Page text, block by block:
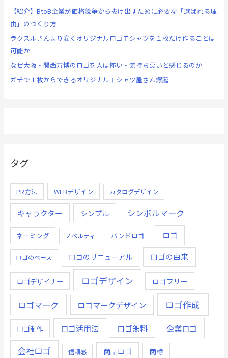
【紹介】BtoB企業が価格競争から抜け出すために必要な「選ばれる理
由」のつくり方
ラクスルさんより安くオリジナルロゴＴシャツを１枚だけ作ることは
可能か
なぜ大阪・関西万博のロゴを人は怖い・気持ち悪いと感じるのか
ガチで１枚からできるオリジナルＴシャツ屋さん爆誕
タグ
PR方法 WEBデザイン カタログデザイン
キャラクター シンプル シンボルマーク
ネーミング ノベルティ バンドロゴ ロゴ
ロゴのベース ロゴのリニューアル ロゴの由来
ロゴデザイナー ロゴデザイン ロゴフリー
ロゴマーク ロゴマークデザイン ロゴ作成
ロゴ制作 ロゴ活用法 ロゴ無料 企業ロゴ
会社ロゴ 信頼感 商品ロゴ 商標